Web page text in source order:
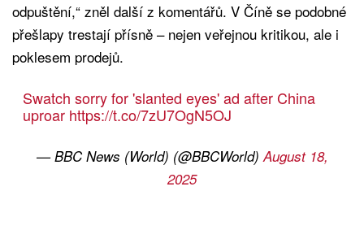
odpuštění,“ zněl další z komentářů. V Číně se podobné
přešlapy trestají přísně – nejen veřejnou kritikou, ale i
poklesem prodejů.
Swatch sorry for 'slanted eyes' ad after China
uproar https://t.co/7zU7OgN5OJ
— BBC News (World) (@BBCWorld)August 18,
2025